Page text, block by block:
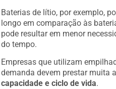
Baterias de lítio, por exemplo,
longo em comparação às
pode resultar em menor
do tempo.
Empresas que utilizam
demanda devem prestar muita
capacidade e ciclo de vida.